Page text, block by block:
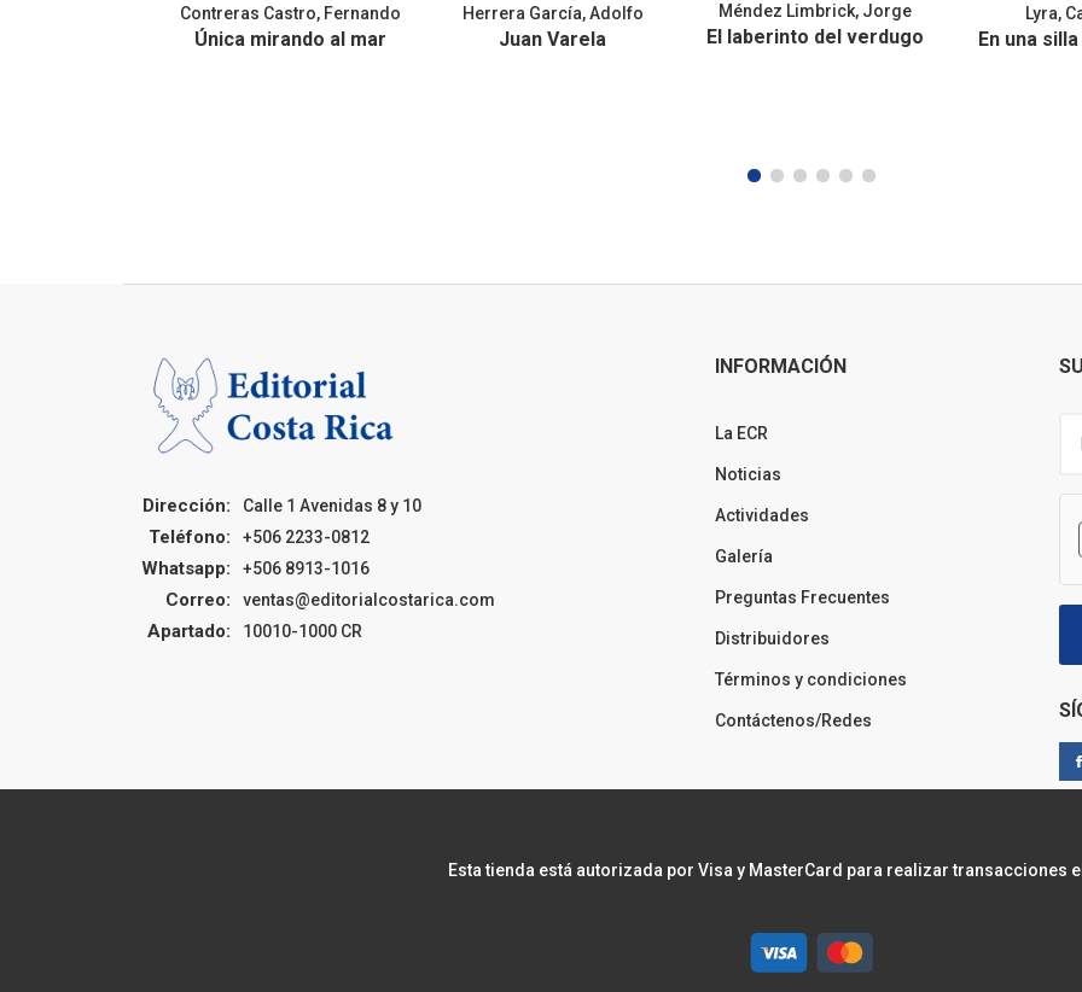
Contreras Castro, Fernando
Única mirando al mar
Herrera García, Adolfo
Juan Varela
Méndez Limbrick, Jorge
El laberinto del verdugo
Lyra,
En una
Dirección: Calle 1 Avenidas 8 y 10
Teléfono: +506 2233-0812
Whatsapp: +506 8913-1016
Correo: ventas@editorialcostarica.com
Apartado: 10010-1000 CR
INFORMACIÓN
La ECR
Noticias
Actividades
Galería
Preguntas Frecuentes
Distribuidores
Términos y condiciones
Contáctenos/Redes
Esta tienda está autorizada por Visa y MasterCard para realizar transacciones